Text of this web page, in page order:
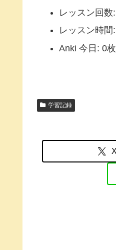
レッスン回
レッスン時
Anki 今日: 0
学習記録
X